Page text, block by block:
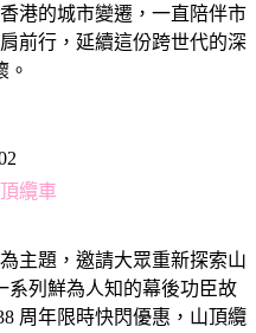
港的城市變遷，一直陪伴市
前行，延續這份跨世代的深
。
纜車
主題，邀請大眾重新探索山
系列鮮為人知的幕後功臣故
周年限時快閃優惠，山頂纜